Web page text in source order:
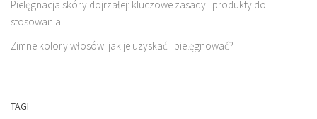
Pielęgnacja skóry dojrzałej: kluczowe zasady i produkty do
stosowania
Zimne kolory włosów: jak je uzyskać i pielęgnować?
TAGI